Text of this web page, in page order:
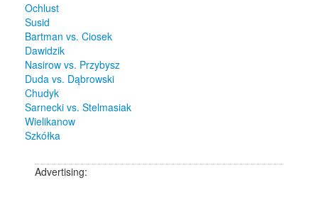
Ochlust
Susid
Bartman vs. Ciosek
Dawidzik
Nasirow vs. Przybysz
Duda vs. Dąbrowski
Chudyk
Sarnecki vs. Stelmasiak
Wielikanow
Szkółka
Advertising: